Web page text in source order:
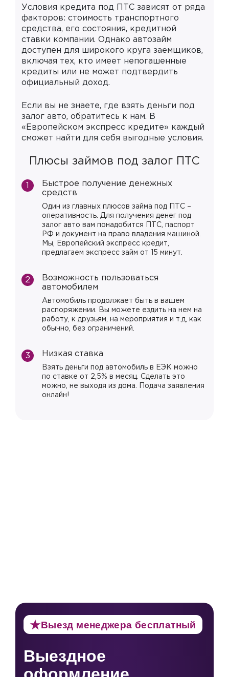
Условия кредита под ПТС зависят от ряда
факторов: стоимость транспортного
средства, его состояния, кредитной
ставки компании. Однако автозайм
доступен для широкого круга заемщиков,
включая тех, кто имеет непогашенные
кредиты или не может подтвердить
официальный доход.
Если вы не знаете, где взять деньги под
залог авто, обратитесь к нам. В
«Европейском экспресс кредите» каждый
сможет найти для себя выгодные условия.
Плюсы займов под залог ПТС
Быстрое получение денежных
средств
Один из главных плюсов займа под ПТС –
оперативность. Для получения денег под
залог авто вам понадобится ПТС, паспорт
РФ и документ на право владения машиной.
Мы, Европейский экспресс кредит,
предлагаем экспресс займ от 15 минут.
Возможность пользоваться
автомобилем
Автомобиль продолжает быть в вашем
распоряжении. Вы можете ездить на нем на
работу, к друзьям, на мероприятия и т.д, как
обычно, без ограничений.
Низкая ставка
Взять деньги под автомобиль в ЕЭК можно
по ставке от 2,5% в месяц. Сделать это
можно, не выходя из дома. Подача заявления
онлайн!
Выезд менеджера бесплатный
Выездное